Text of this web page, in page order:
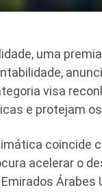
uma
visa
e protejam
coincide
acelerar o